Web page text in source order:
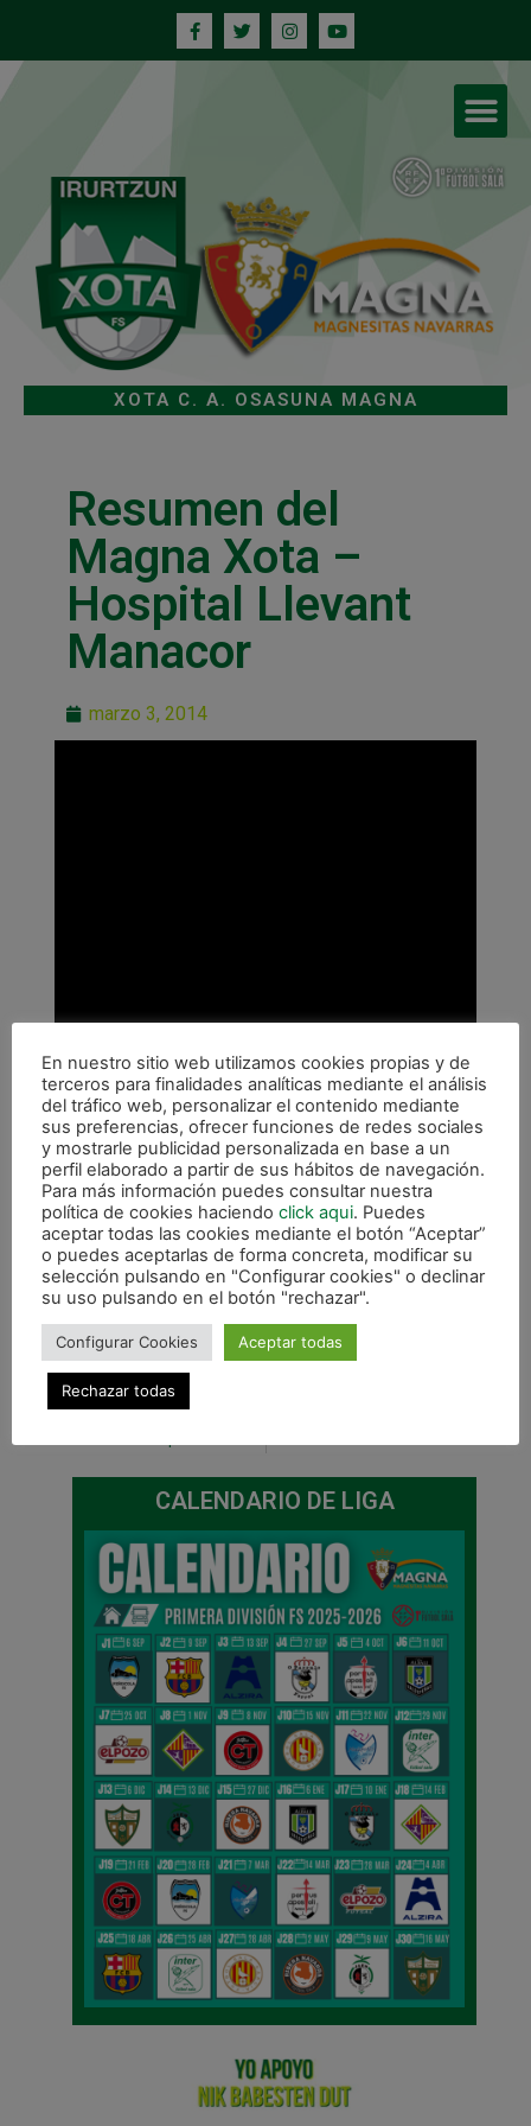
XOTA C. A. OSASUNA MAGNA
Resumen del
Magna Xota –
Hospital Llevant
Manacor
marzo 3, 2014
ANTERIOR
CALENDARIO DE LIGA
En nuestro sitio web utilizamos cookies propias y de
terceros para finalidades analíticas mediante el análisis
del tráfico web, personalizar el contenido mediante
sus preferencias, ofrecer funciones de redes sociales
y mostrarle publicidad personalizada en base a un
perfil elaborado a partir de sus hábitos de navegación.
Para más información puedes consultar nuestra
política de cookies haciendo click aqui. Puedes
aceptar todas las cookies mediante el botón “Aceptar”
o puedes aceptarlas de forma concreta, modificar su
selección pulsando en "Configurar cookies" o declinar
su uso pulsando en el botón "rechazar".
Configurar Cookies Aceptar todas
Rechazar todas